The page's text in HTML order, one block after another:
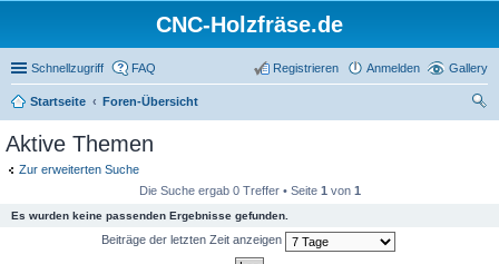
CNC-Holzfräse.de
Schnellzugriff Gallery
FAQ Anmelden
Registrieren
Startseite
Foren-Übersicht
Aktive Themen
Zur erweiterten Suche
Die Suche ergab 0 Treffer • Seite 1 von 1
Es wurden keine passenden Ergebnisse gefunden.
Beiträge der letzten Zeit anzeigen